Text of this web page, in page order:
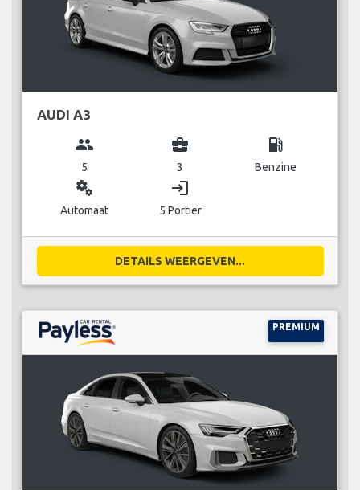
AUDI A3
group
5
business_center
3
local_gas_station
Benzine
miscellaneous_services
Automaat
login
5 Portier
DETAILS WEERGEVEN...
PREMIUM